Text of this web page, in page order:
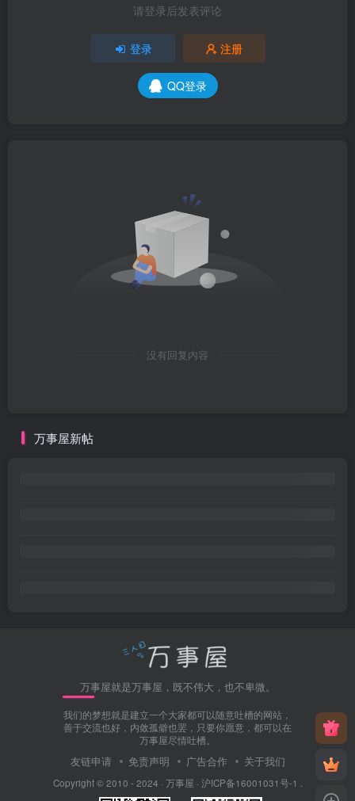
请登录后发表评论
登录 注册
QQ登录
没有回复内容
万事屋新帖
万事屋就是万事屋，既不伟大，也不卑微。
我们的梦想就是建立一个大家都可以随意吐槽的网站，
善于交流也好，内敛孤僻也罢，只要你愿意，都可以在
万事屋尽情吐槽。
友链申请 免责声明 广告合作 关于我们
Copyright © 2010 - 2024 · 万事屋 · 沪ICP备16001031号-1